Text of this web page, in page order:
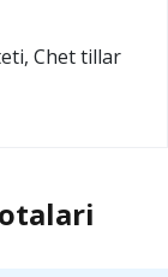
Chet tillar